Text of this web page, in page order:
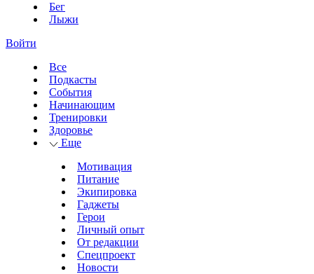
Бег
Лыжи
Войти
Все
Подкасты
События
Начинающим
Тренировки
Здоровье
Еще
Мотивация
Питание
Экипировка
Гаджеты
Герои
Личный опыт
От редакции
Спецпроект
Новости